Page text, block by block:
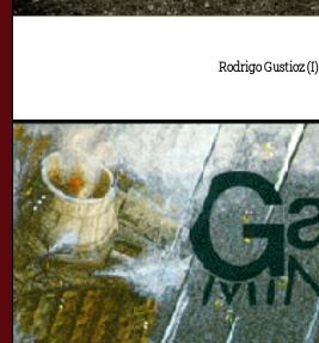
Rodrigo Gustioz (I)